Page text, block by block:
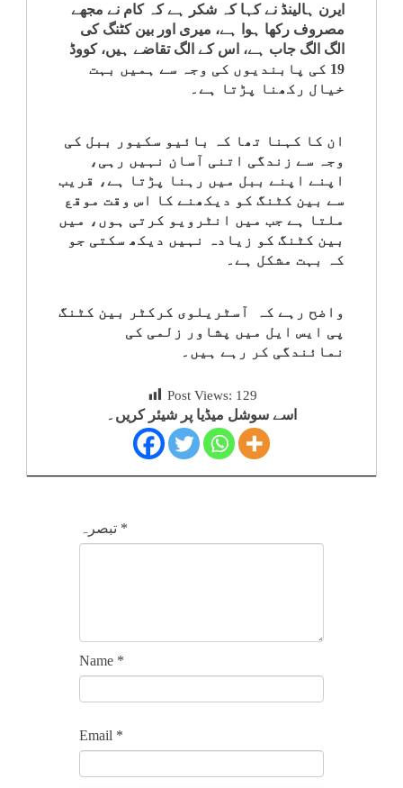
ایرن ہالینڈ نے کہا کہ شکر ہے کہ کام نے مجھے
مصروف رکھا ہوا ہے، میری اور بین کٹنگ کی
الگ الگ جاب ہے، اس کے الگ تقاضے ہیں، کووڈ
19 کی پابندیوں کی وجہ سے ہمیں بہت
خیال رکھنا پڑتا ہے۔
ان کا کہنا تھا کہ بائیو سکیور ببل کی
وجہ سے زندگی اتنی آسان نہیں رہی،
اپنے اپنے ببل میں رہنا پڑتا ہے، قریب
سے بین کٹنگ کو دیکھنے کا اس وقت موقع
ملتا ہے جب میں انٹرویو کرتی ہوں، میں
بین کٹنگ کو زیادہ نہیں دیکھ سکتی جو
کہ بہت مشکل ہے۔
واضح رہے کہ آسٹریلوی کرکٹر بین کٹنگ
پی ایس ایل میں پشاور زلمی کی
نمائندگی کر رہے ہیں۔
Post Views: 129
اسے سوشل میڈیا پر شیئر کریں۔
تبصرہ *
Name *
Email *